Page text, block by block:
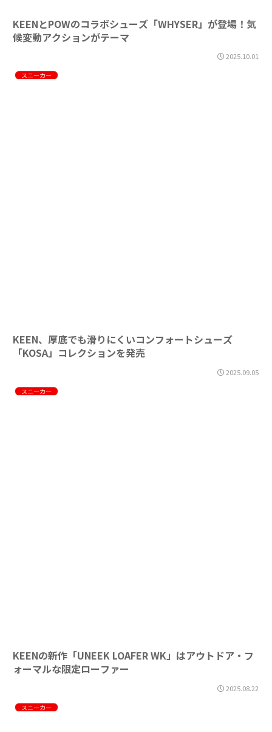
KEENとPOWのコラボシューズ「WHYSER」が登場！気
候変動アクションがテーマ
2025.10.01
スニーカー
KEEN、厚底でも滑りにくいコンフォートシューズ
「KOSA」コレクションを発売
2025.09.05
スニーカー
KEENの新作「UNEEK LOAFER WK」はアウトドア・フ
ォーマルな限定ローファー
2025.08.22
スニーカー